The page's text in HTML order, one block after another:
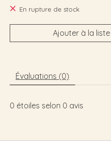
En rupture de stock
Ajouter à la
Évaluations (0)
0 étoiles selon 0 avis